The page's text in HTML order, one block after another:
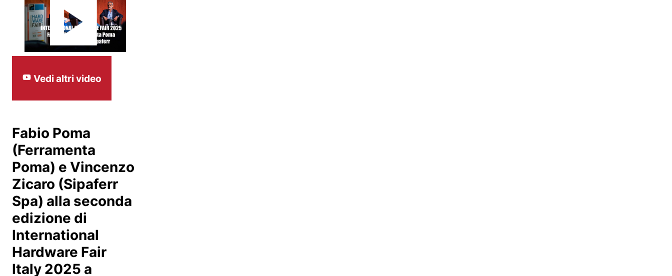
Vedi altri video
Fabio Poma
(Ferramenta
Poma) e Vincenzo
Zicaro (Sipaferr
Spa) alla seconda
edizione di
International
Hardware Fair
Italy 2025 a